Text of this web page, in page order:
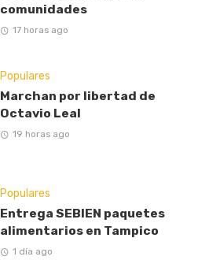
comunidades
17 horas ago
Populares
Marchan por libertad de
Octavio Leal
19 horas ago
Populares
Entrega SEBIEN paquetes
alimentarios en Tampico
1 día ago